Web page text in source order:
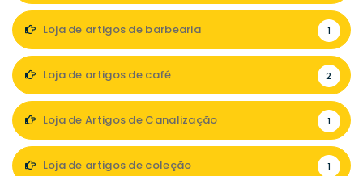
Loja de artigos de barbearia 1
Loja de artigos de café 2
Loja de Artigos de Canalização 1
Loja de artigos de coleção 1